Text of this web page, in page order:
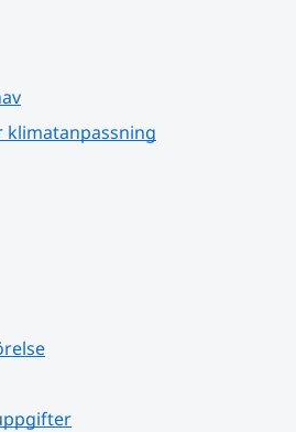
klimatanpassning